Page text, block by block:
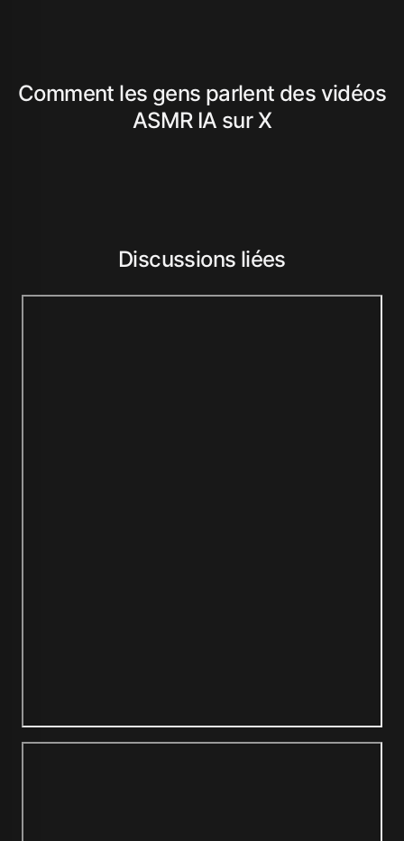
Comment les gens parlent des vidéos
ASMR IA sur X
Discussions liées